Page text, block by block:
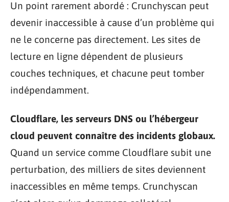
Un point rarement abordé : Crunchyscan peut
devenir inaccessible à cause d’un problème qui
ne le concerne pas directement. Les sites de
lecture en ligne dépendent de plusieurs
couches techniques, et chacune peut tomber
indépendamment.
Cloudflare, les serveurs DNS ou l’hébergeur
cloud peuvent connaître des incidents globaux.
Quand un service comme Cloudflare subit une
perturbation, des milliers de sites deviennent
inaccessibles en même temps. Crunchyscan